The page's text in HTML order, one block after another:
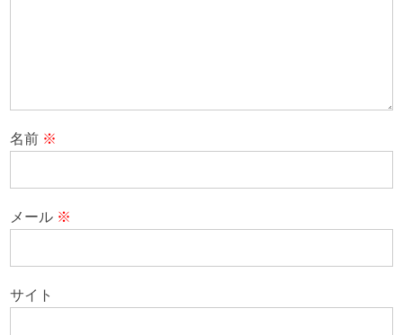
名前 ※
メール ※
サイト